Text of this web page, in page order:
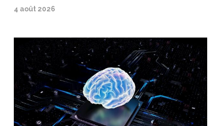
4 août 2026